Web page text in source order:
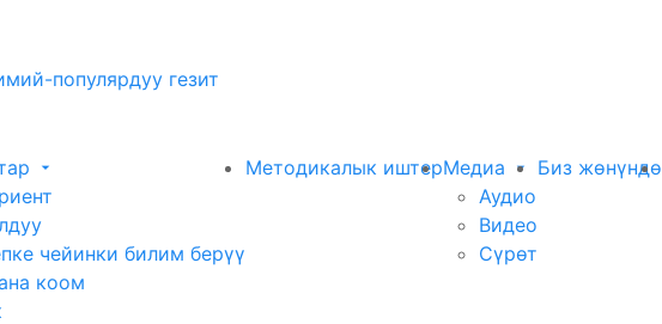
популярдуу гезит
чейинки билим берүү
коом
Методикалык иштерМедиа
Аудио
Видео
Сүрөт
Биз жөнүндө